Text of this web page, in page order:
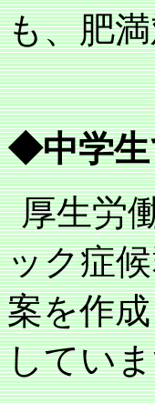
も、肥
◆中学生
厚生労
ック症
案を作
してい